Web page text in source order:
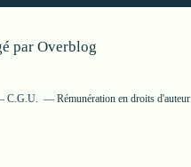
par Overblog
C.G.U. Rémunération en droits d'auteur